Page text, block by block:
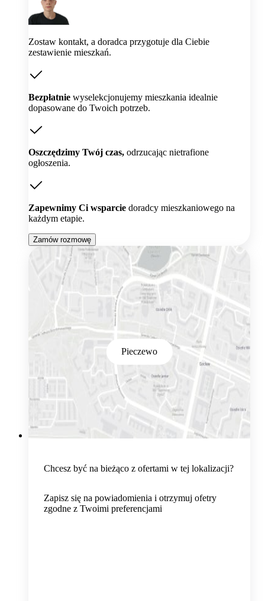
Zostaw kontakt, a doradca przygotuje dla Ciebie
zestawienie mieszkań.
Bezpłatnie wyselekcjonujemy mieszkania idealnie
dopasowane do Twoich potrzeb.
Oszczędzimy Twój czas, odrzucając nietrafione
ogłoszenia.
Zapewnimy Ci wsparcie doradcy mieszkaniowego na
każdym etapie.
Zamów rozmowę
Pieczewo
Chcesz być na bieżąco z ofertami w tej lokalizacji?
Zapisz się na powiadomienia i otrzymuj ofetry
zgodne z Twoimi preferencjami